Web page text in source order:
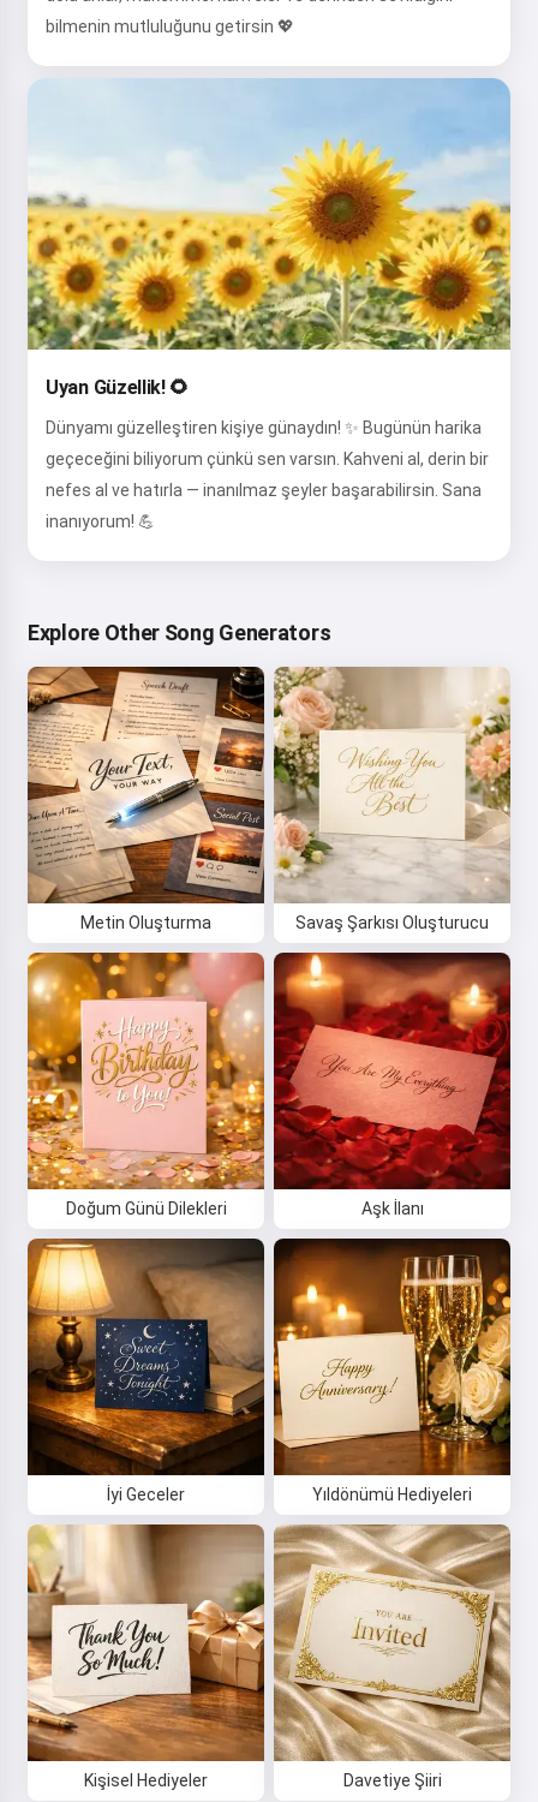
bilmenin mutluluğunu getirsin 💖
Uyan Güzellik! 🌻
Dünyamı güzelleştiren kişiye günaydın! ✨ Bugünün harika
geçeceğini biliyorum çünkü sen varsın. Kahveni al, derin bir
nefes al ve hatırla — inanılmaz şeyler başarabilirsin. Sana
inanıyorum! 💪
Explore Other Song Generators
Metin Oluşturma Savaş Şarkısı Oluşturucu
Doğum Günü Dilekleri Aşk İlanı
İyi Geceler Yıldönümü Hediyeleri
Kişisel Hediyeler Davetiye Şiiri